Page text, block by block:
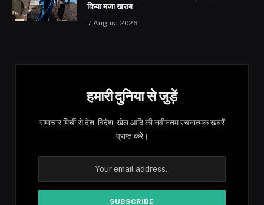
किया मजा खराब
7 August 2026
हमारी दुनिया से जुड़ें
समाचार मिर्ची से देश, विदेश, खेल आदि की नवीनतम रचनात्मक खबरें
प्राप्त करें।